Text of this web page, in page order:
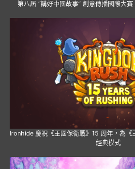
第八屆 “講好中國故事” 創意傳播國際大
Ironhide 慶祝《王國保衛戰》15 周年，為《
經典模式